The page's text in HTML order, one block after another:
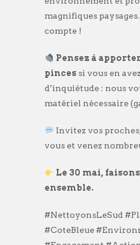
magnifiques
compte !
Pensez à
pinces si vous en
d’inquiétude : nous
matériel nécessaire
Invitez vos
vous et venez
Le 30 mai,
ensemble.
#NettoyonsLeSud
#CoteBleue